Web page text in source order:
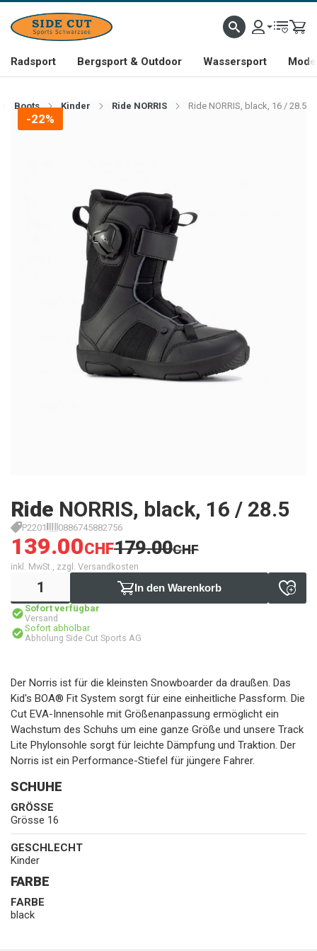
Radsport Bergsport & Outdoor Wassersport
Boots Kinder Ride NORRIS Ride NORRIS, black, 16 / 28.5
-22%
Ride NORRIS, black, 16 / 28.5
P2201 0886745882756
139.00CHF179.00CHF
inkl. MwSt., zzgl. Versandkosten
In den Warenkorb
Sofort verfügbar
Versand
Sofort abholbar
Abholung Side Cut Sports AG
Der Norris ist für die kleinsten Snowboarder da draußen. Das
Kid's BOA® Fit System sorgt für eine einheitliche Passform. Die
Cut EVA-Innensohle mit Größenanpassung ermöglicht ein
Wachstum des Schuhs um eine ganze Größe und unsere Track
Lite Phylonsohle sorgt für leichte Dämpfung und Traktion. Der
Norris ist ein Performance-Stiefel für jüngere Fahrer.
SCHUHE
GRÖSSE
Grösse 16
GESCHLECHT
Kinder
FARBE
FARBE
black